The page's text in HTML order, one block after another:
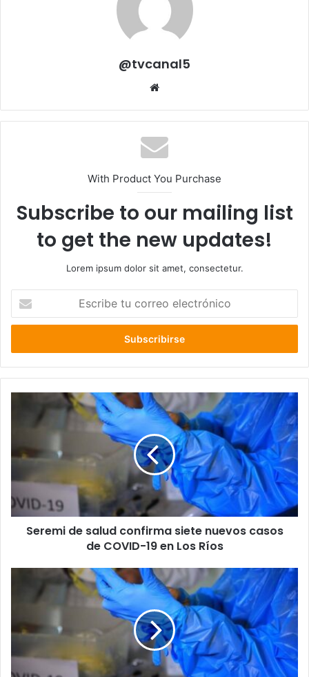
@tvcanal5
With Product You Purchase
Subscribe to our mailing list
to get the new updates!
Lorem ipsum dolor sit amet, consectetur.
correo
siete
casos
de
COVID-
Seremi de salud confirma siete nuevos casos
de COVID-19 en Los Ríos
once
casos